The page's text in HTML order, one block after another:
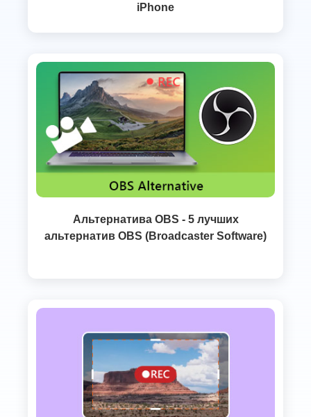
iPhone
Альтернатива OBS - 5 лучших
альтернатив OBS (Broadcaster Software)